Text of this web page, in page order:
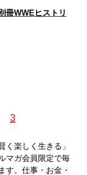
冊WWEヒストリ
3
く楽しく生きる」
マガ会員限定で毎
す。仕事・お金・